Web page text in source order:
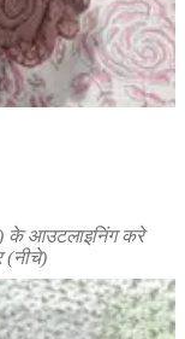
के आउटलाइनिंग करे
(नीचे)